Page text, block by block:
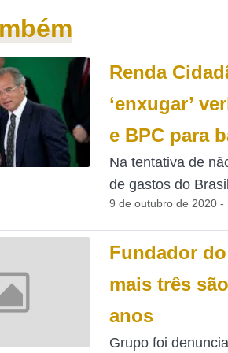
Renda
‘enxugar’
e BPC para
Na tentativa de
de gastos do
9 de outubro de 2020 -
Fundador
mais três
anos
Grupo foi